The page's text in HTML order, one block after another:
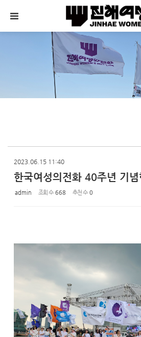
메뉴 건너뛰기
2023.06.15 11:40
한국여성의전화 40주년 기념
admin 조회 수 668 추천 수 0